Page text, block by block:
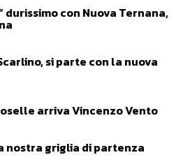
durissimo con Nuova Ternana,
si parte con la nuova
arriva Vincenzo Vento
nostra griglia di partenza